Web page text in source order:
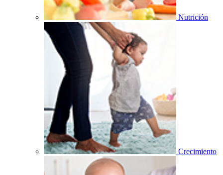
Nutrición
Crecimiento